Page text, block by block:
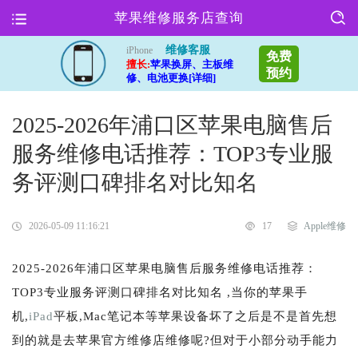
苹果维修服务店查询
iPhone
维修客服
擅长:苹果换屏、主板维
修、电池更换[详细]
免费
预约
2025-2026年浦口区苹果电脑售后
服务维修电话推荐：TOP3专业服
务评测口碑排名对比知名
2026-05-09 11:16:21 17 Apple维修
2025-2026年浦口区苹果电脑售后服务维修电话推荐：
TOP3专业服务评测口碑排名对比知名 ,当你的苹果手
机,iPad平板,Mac笔记本等苹果设备坏了之后是不是首先想
到的就是去苹果官方维修店维修呢?但对于小部分动手能力